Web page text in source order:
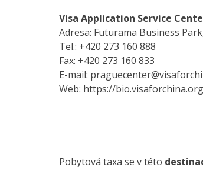
Visa Application Service
Adresa: Futurama Business
Tel.: +420 273 160 888
Fax: +420 273 160 833
E-mail:
Web: https://
Pobytová taxa se v této